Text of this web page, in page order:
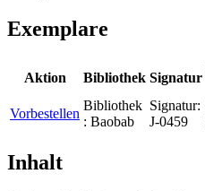
Exemplare
Aktion Bibliothek Signatur
Vorbestellen
Bibliothek
: Baobab
Signatur:
J-0459
Inhalt